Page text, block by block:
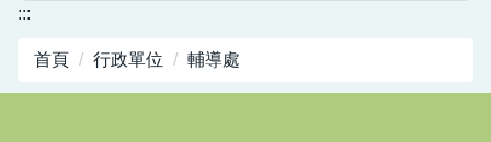
:::
首頁 行政單位 輔導處